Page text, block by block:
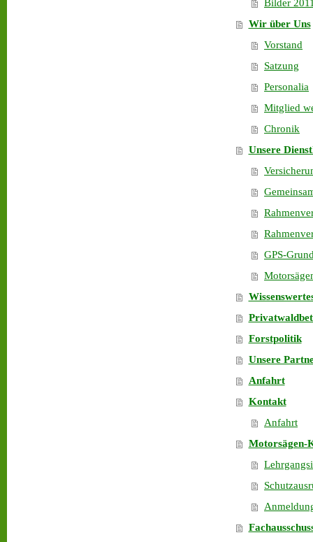
Bilder
Wir über Uns
Vorstand
Satzung
Personalia
Mitglied
Chronik
Unsere
GPS-
Forstpolitik
Unsere
Anfahrt
Kontakt
Anfahrt
Motorsägen-